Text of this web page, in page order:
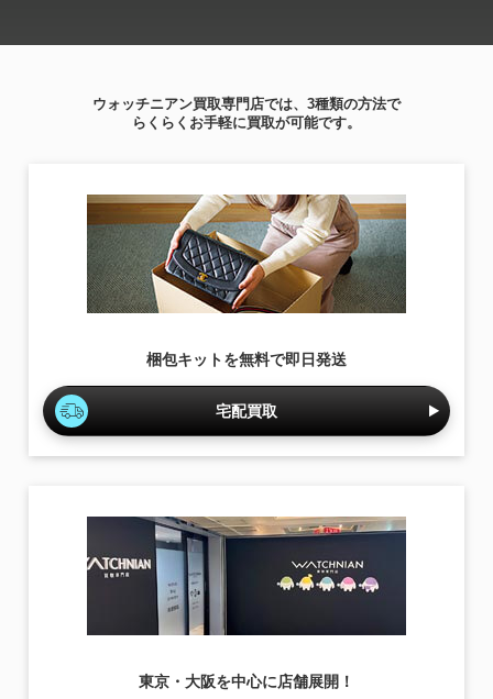
ウォッチニアン買取専門店では、3種類の方法で
らくらくお手軽に買取が可能です。
梱包キットを無料で即日発送
宅配買取
東京・大阪を中心に店舗展開！